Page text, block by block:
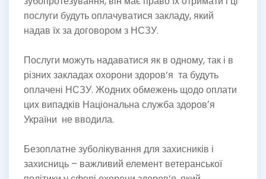
послуги будуть оплачуватися закладу, який
надав їх за договором з НСЗУ.
Послуги можуть надаватися як в одному, так і в
різних закладах охорони здоров’я та будуть
оплачені НСЗУ. Жодних обмежень щодо оплати
цих випадків Національна служба здоровʼя
України не вводила.
Безоплатне зуболікування для захисників і
захисниць – важливий елемент ветеранської